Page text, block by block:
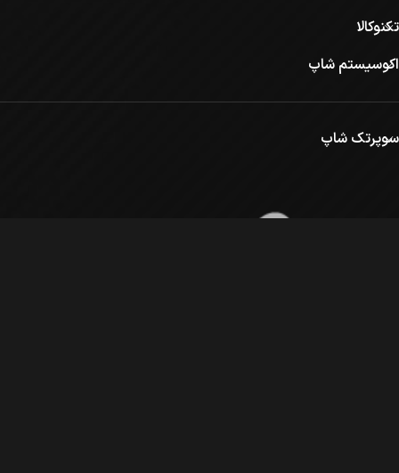
تکنوکالا
اکوسیستم شاپ
سوپرتک شاپ